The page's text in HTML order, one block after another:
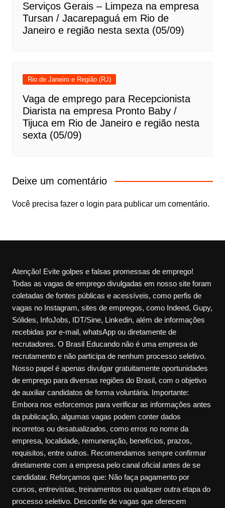
Serviços Gerais – Limpeza na empresa
Tursan / Jacarepaguá em Rio de
Janeiro e região nesta sexta (05/09)
Rio de Janeiro e Região (RJ)
Vaga de emprego para Recepcionista
Diarista na empresa Pronto Baby /
Tijuca em Rio de Janeiro e região nesta
sexta (05/09)
Deixe um comentário
Você precisa fazer o login para publicar um comentário.
Atenção! Evite golpes e falsas promessas de emprego!
Todas as vagas de emprego divulgadas em nosso site foram
coletadas de fontes públicas e acessíveis, como perfis de
vagas no Instagram, sites de empregos, como Indeed, Gupy,
Sólides, InfoJobs, IDT/Sine, Linkedin, além de informações
recebidas por e-mail, whatsApp ou diretamente de
recrutadores. O Brasil Educando não é uma empresa de
recrutamento e não participa de nenhum processo seletivo.
Nosso papel é apenas divulgar gratuitamente oportunidades
de emprego para diversas regiões do Brasil, com o objetivo
de auxiliar candidatos de forma voluntária. Importante:
Embora nos esforcemos para verificar as informações antes
da publicação, algumas vagas podem conter dados
incorretos ou desatualizados, como erros no nome da
empresa, localidade, remuneração, benefícios, prazos,
requisitos, entre outros. Recomendamos sempre confirmar
diretamente com a empresa pelo canal oficial antes de se
candidatar. Reforçamos que: Não faça pagamento por
cursos, entrevistas, treinamentos ou qualquer outra etapa do
processo seletivo. Desconfie de vagas que oferecem